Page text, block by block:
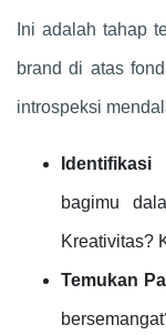
Ini adalah tahap
brand di atas
introspeksi
bagimu
Kreativitas?
Temukan